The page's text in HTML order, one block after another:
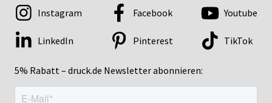
5% Rabatt – druck.de Newsletter abonnieren:
Instagram Facebook Youtube
LinkedIn Pinterest TikTok